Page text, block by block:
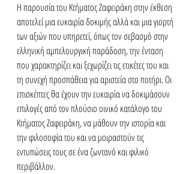
Η παρουσία του Κτήματος Ζαφειράκη στην έκθεση
αποτελεί μια ευκαιρία δοκιμής αλλά και μια γιορτή
των αξιών που υπηρετεί, όπως τον σεβασμό στην
ελληνική αμπελουργική παράδοση, την ένταση
που χαρακτηρίζει και ξεχωρίζει τις ετικέτες του και
τη συνεχή προσπάθεια για αριστεία στο ποτήρι. Οι
επισκέπτες θα έχουν την ευκαιρία να δοκιμάσουν
επιλογές από τον πλούσιο οινικό κατάλογο του
Κτήματος Ζαφειράκη, να μάθουν την ιστορία και
την φιλοσοφία του και να μοιραστούν τις
εντυπώσεις τους σε ένα ζωντανό και φιλικό
περιβάλλον.